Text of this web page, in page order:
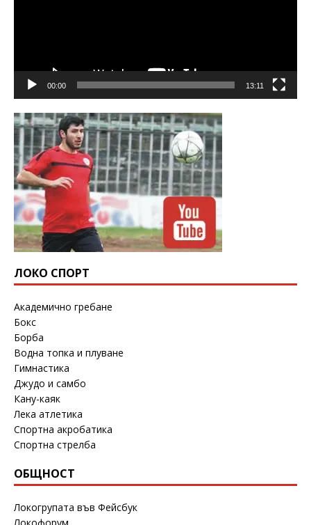
00:00 13:11
ЛОКО СПОРТ
Академично гребане
Бокс
Борба
Водна топка и плуване
Гимнастика
Джудо и самбо
Кану-каяк
Лека атлетика
Спортна акробатика
Спортна стрелба
ОБЩНОСТ
Локогрупата във Фейсбук